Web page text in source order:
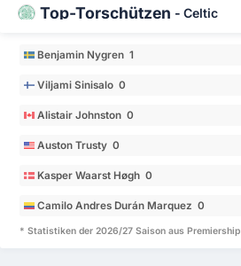
Top-Torschützen - Celtic
Benjamin Nygren 1
Viljami Sinisalo 0
Alistair Johnston 0
Auston Trusty 0
Kasper Waarst Høgh 0
Camilo Andres Durán Marquez 0
* Statistiken der 2026/27 Saison aus Premiership